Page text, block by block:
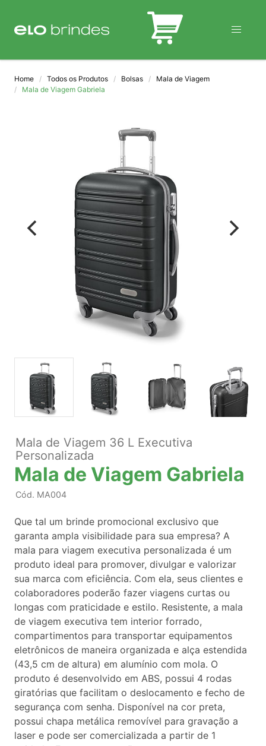
BLOG
Home Todos os Produtos Bolsas
Mala de Viagem
Mala de Viagem Gabriela
Mala de Viagem 36 L Executiva
Personalizada
Mala de Viagem Gabriela
Cód. MA004
Que tal um brinde promocional exclusivo que
garanta ampla visibilidade para sua empresa? A
mala para viagem executiva personalizada é um
produto ideal para promover, divulgar e valorizar
sua marca com eficiência. Com ela, seus clientes e
colaboradores poderão fazer viagens curtas ou
longas com praticidade e estilo. Resistente, a mala
de viagem executiva tem interior forrado,
compartimentos para transportar equipamentos
eletrônicos de maneira organizada e alça estendida
(43,5 cm de altura) em alumínio com mola. O
produto é desenvolvido em ABS, possui 4 rodas
giratórias que facilitam o deslocamento e fecho de
segurança com senha. Disponível na cor preta,
possui chapa metálica removível para gravação a
laser e pode ser comercializada a partir de 1